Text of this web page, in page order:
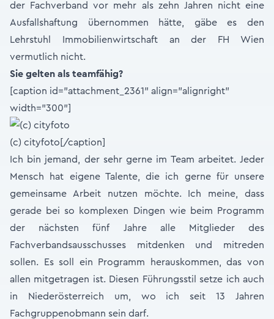
der Fachverband vor mehr als zehn Jahren nicht eine
Ausfallshaftung übernommen hätte, gäbe es den
Lehrstuhl Immobilienwirtschaft an der FH Wien
vermutlich nicht.
Sie gelten als teamfähig?
[caption id="attachment_2361" align="alignright"
width="300"]
(c) cityfoto[/caption]
Ich bin jemand, der sehr gerne im Team arbeitet. Jeder
Mensch hat eigene Talente, die ich gerne für unsere
gemeinsame Arbeit nutzen möchte. Ich meine, dass
gerade bei so komplexen Dingen wie beim Programm
der nächsten fünf Jahre alle Mitglieder des
Fachverbandsausschusses mitdenken und mitreden
sollen. Es soll ein Programm herauskommen, das von
allen mitgetragen ist. Diesen Führungsstil setze ich auch
in Niederösterreich um, wo ich seit 13 Jahren
Fachgruppenobmann sein darf.